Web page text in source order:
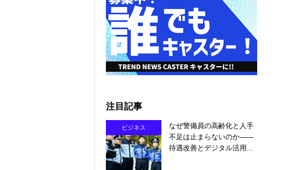
注目記事
ビジネス
なぜ警備員の高齢化と人手
不足は止まらないのか――
待遇改善とデジタル活用...